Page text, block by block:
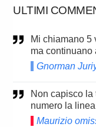
ULTIMI
Mi chiamano 5 volte al giorno....il numero lo bloccato
ma continuano
Gnorman
Non capisco la telefonata.appena rispondo a questo
numero la
Maurizio